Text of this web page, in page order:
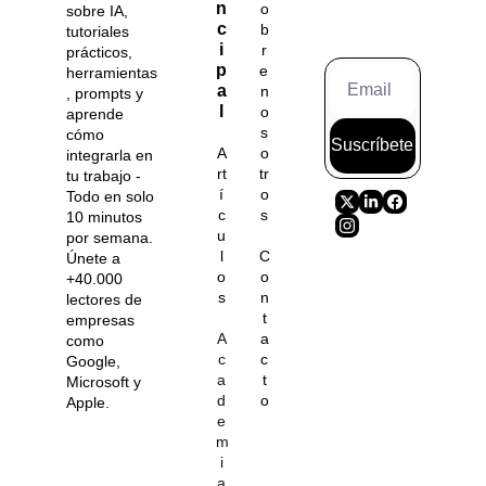
sobre IA,
tutoriales
prácticos,
herramientas
, prompts y
aprende
cómo
integrarla en
tu trabajo -
Todo en solo
10 minutos
por semana.
Únete a
+40.000
lectores de
empresas
como
Google,
Microsoft y
Apple.
n
c
i
p
a
A
rt
í
c
u
l
o
s
A
c
a
d
e
m
i
o
b
r
e
n
o
s
o
tr
o
s
C
o
n
t
a
c
t
o
Suscríbete